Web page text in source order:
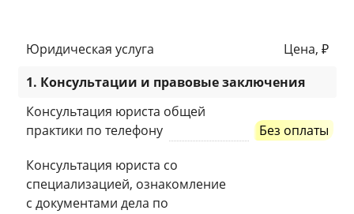
Юридическая услуга
Цена, ₽
1. Консультации и правовые заключения
Консультация юриста общей
практики по телефону
Без оплаты
Консультация юриста со
специализацией, ознакомление
с документами дела по